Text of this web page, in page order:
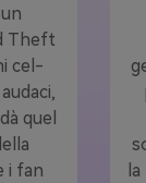
Theft
cel-
quel
i fan